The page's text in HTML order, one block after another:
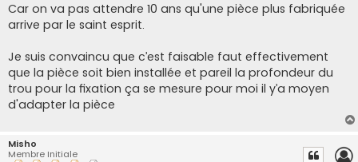
Car on va pas attendre 10 ans qu'une pièce plus fabriquée
arrive par le saint esprit.
Je suis convaincu que c’est faisable faut effectivement
que la pièce soit bien installée et pareil la profondeur du
trou pour la fixation ça se mesure pour moi il y’a moyen
d'adapter la pièce
Misho
Membre Initiale